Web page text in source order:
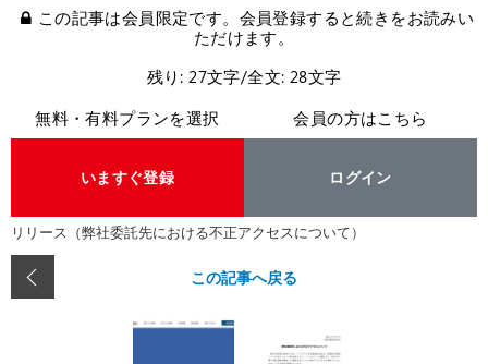
この記事は会員限定です。会員登録すると続きをお読みい
ただけます。
残り: 27文字/全文: 28文字
無料・有料プランを選択
いますぐ登録
会員の方はこちら
ログイン
リリース（弊社委託先における不正アクセスについて）
この記事へ戻る